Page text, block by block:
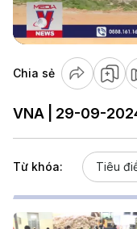
Chia sẻ
VNA | 29-09-
Từ khóa: Tiêu